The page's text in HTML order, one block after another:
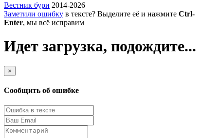
Вестник бури 2014-2026
Заметили ошибку в тексте? Выделите её и нажмите Ctrl-
Enter, мы всё исправим
Идет загрузка, подождите...
×
Сообщить об ошибке